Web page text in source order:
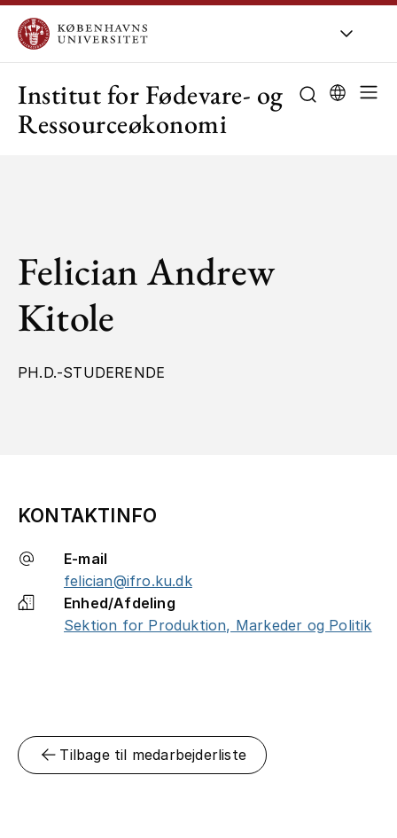
Institut for Fødevare- og
Ressourceøkonomi
Felician Andrew
Kitole
PH.D.-STUDERENDE
KONTAKTINFO
E-mail
felician@ifro.ku.dk
Enhed/Afdeling
Sektion for Produktion, Markeder og Politik
Tilbage til medarbejderliste
Om KU